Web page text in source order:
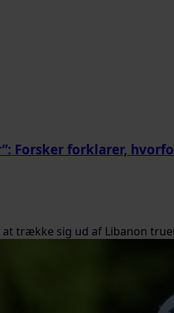
Forsker forklarer,
trække sig ud af Libanon